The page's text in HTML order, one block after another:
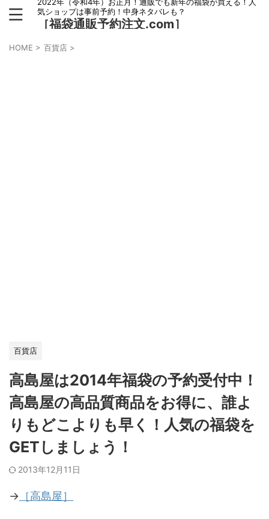
気ショップは事前予約！中身ネタバレも？
［福袋通販予約注文.com］
HOME > 百貨店 >
百貨店
高島屋は2014年福袋の予約受付中！
高島屋の高品質商品をお得に、誰よ
りもどこよりも早く！人気の福袋を
GETしましょう！
2013年12月11日
→ ［高島屋］